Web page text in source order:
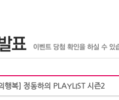
행복] 정동하의 PLAYLIST 시즌2